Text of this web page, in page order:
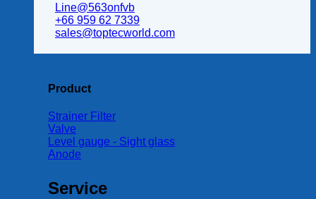
Line@563onfvb
+66 959 62 7339
sales@toptecworld.com
Product
Strainer Filter
Valve
Level gauge - Sight glass
Anode
Service